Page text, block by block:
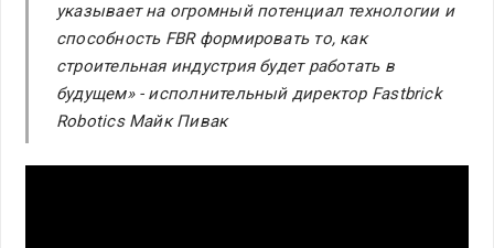
указывает на огромный потенциал технологии и
способность FBR формировать то, как
строительная индустрия будет работать в
будущем» - исполнительный директор Fastbrick
Robotics Майк Пивак